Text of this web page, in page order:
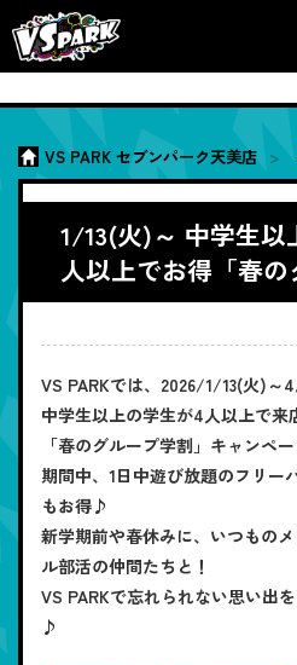
VS PARK セブンパーク天美店
1/13(火)～ 中学生以
人以上でお得「春
VS PARKでは、2026/1/13(火)～
中学生以上の学生が4人以上で来
「春のグループ学割」キャンペ
期間中、1日中遊び放題のフリー
もお得♪
新学期前や春休みに、いつもの
ル部活の仲間たちと！
VS PARKで忘れられない思い出
♪